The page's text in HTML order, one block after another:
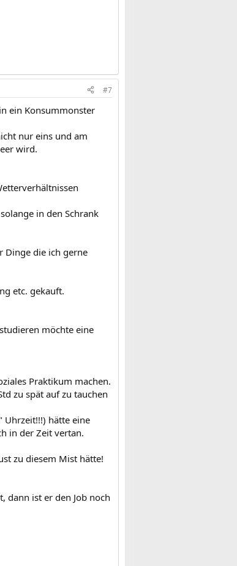
#7
ein Konsummonster
nur eins und am
wird.
in den Schrank
Dinge die ich gerne
etc. gekauft.
möchte eine
Praktikum machen.
zu spät auf zu tauchen
hätte eine
in der Zeit vertan.
zu diesem Mist hätte!
dann ist er den Job noch